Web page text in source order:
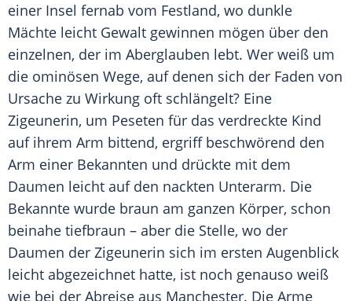
einer Insel fernab vom Festland, wo dunkle
Mächte leicht Gewalt gewinnen mögen über den
einzelnen, der im Aberglauben lebt. Wer weiß um
die ominösen Wege, auf denen sich der Faden von
Ursache zu Wirkung oft schlängelt? Eine
Zigeunerin, um Peseten für das verdreckte Kind
auf ihrem Arm bittend, ergriff beschwörend den
Arm einer Bekannten und drückte mit dem
Daumen leicht auf den nackten Unterarm. Die
Bekannte wurde braun am ganzen Körper, schon
beinahe tiefbraun – aber die Stelle, wo der
Daumen der Zigeunerin sich im ersten Augenblick
leicht abgezeichnet hatte, ist noch genauso weiß
wie bei der Abreise aus Manchester. Die Arme